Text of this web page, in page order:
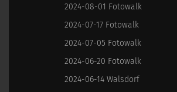
2024-08-01 Fotowalk
2024-07-17 Fotowalk
2024-07-05 Fotowalk
2024-06-20 Fotowalk
2024-06-14 Walsdorf